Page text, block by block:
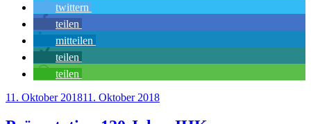
twittern
teilen
mitteilen
teilen
teilen
Veröffentlicht
11. Oktober 201811. Oktober 2018